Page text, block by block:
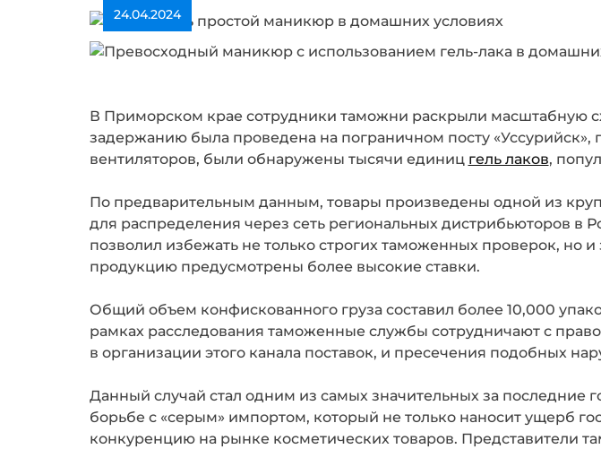
24.04.2024
В Приморском крае сотрудники таможни раскрыли масштабную
задержанию была проведена на пограничном посту «Уссурийск»,
вентиляторов, были обнаружены тысячи единиц гель лаков,
По предварительным данным, товары произведены одной из
для распределения через сеть региональных дистрибьюторов в
позволил избежать не только строгих таможенных проверок, но
продукцию предусмотрены более высокие ставки.
Общий объем конфискованного груза составил более 10,000
рамках расследования таможенные службы сотрудничают с
в организации этого канала поставок, и пресечения подобных
Данный случай стал одним из самых значительных за
борьбе с «серым» импортом, который не только наносит ущерб
конкуренцию на рынке косметических товаров. Представители